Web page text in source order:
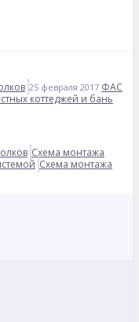
25 февраля 2017 ФАС
коттеджей и бань
Схема монтажа
Схема монтажа